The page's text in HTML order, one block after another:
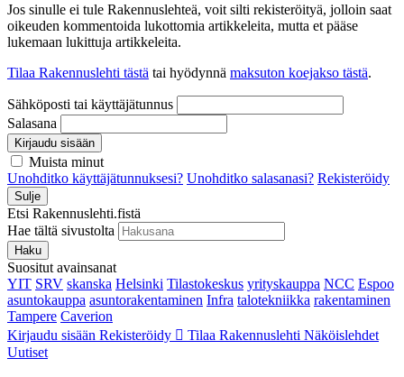
Jos sinulle ei tule Rakennuslehteä, voit silti rekisteröityä, jolloin saat
oikeuden kommentoida lukottomia artikkeleita, mutta et pääse
lukemaan lukittuja artikkeleita.
Tilaa Rakennuslehti tästä tai hyödynnä maksuton koejakso tästä.
Sähköposti tai käyttäjätunnus
Salasana
Kirjaudu sisään
Muista minut
Unohditko käyttäjätunnuksesi? Unohditko salasanasi? Rekisteröidy
Sulje
Etsi Rakennuslehti.fistä
Hae tältä sivustolta
Haku
Suositut avainsanat
YIT SRV skanska Helsinki Tilastokeskus yrityskauppa NCC Espoo
asuntokauppa asuntorakentaminen Infra talotekniikka rakentaminen
Tampere Caverion
Kirjaudu sisään Rekisteröidy Tilaa Rakennuslehti Näköislehdet
Uutiset